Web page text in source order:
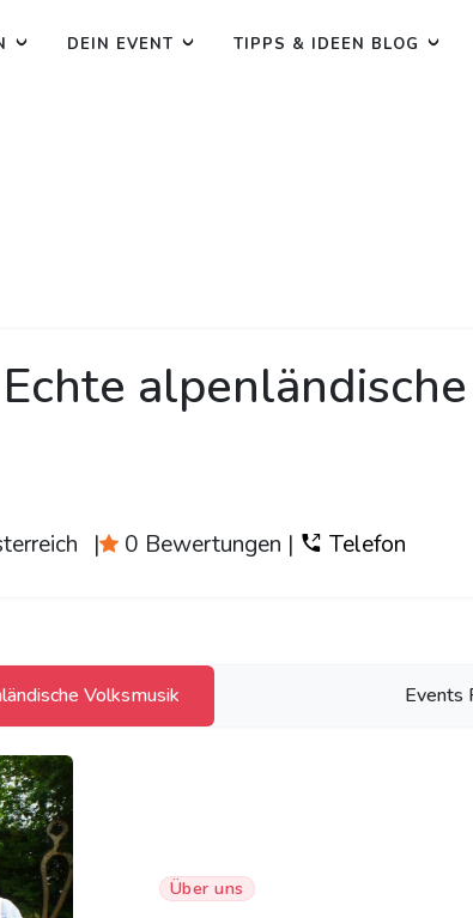
DEIN EVENT TIPPS & IDEEN BLOG
alpenländische
| 0 Bewertungen | Telefon
Volksmusik Events
Über uns